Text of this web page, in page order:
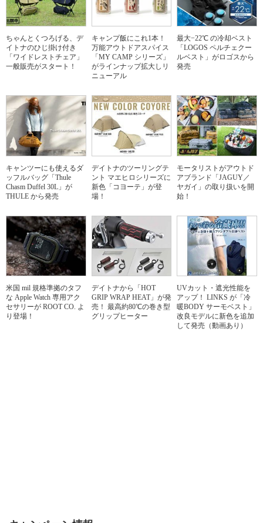
ちゃんとくつろげる、デ
イトナのひじ掛け付き
「ワイドレストチェア」
一般販売がスタート！
キャンプ飯にこれ1本！
万能アウトドアスパイス
「MY CAMP シリーズ」
がラインナップ拡大しリ
ニューアル
最大−22℃ の冷却ベスト
「LOGOS ペルチェクー
ルベスト」がロゴスから
発売
キャンツーにも使えるダ
ッフルバッグ「Thule
Chasm Duffel 30L」が
THULE から発売
デイトナのツーリングテ
ント マエヒロシリーズに
新色「コヨーテ」が登
場！
モータリストがアウトド
アブランド「JAGUY／
ヤガイ」の取り扱いを開
始！
米国 mil 規格準拠のタフ
な Apple Watch 専用アク
セサリーが ROOT CO. よ
り登場！
デイトナから「HOT
GRIP WRAP HEAT」が発
売！ 最高約80℃の巻き型
グリップヒーター
UVカット・遮光性能を
アップ！ LINKS が「冷
暖BODY サーモベスト」
改良モデルに新色を追加
して発売（動画あり）